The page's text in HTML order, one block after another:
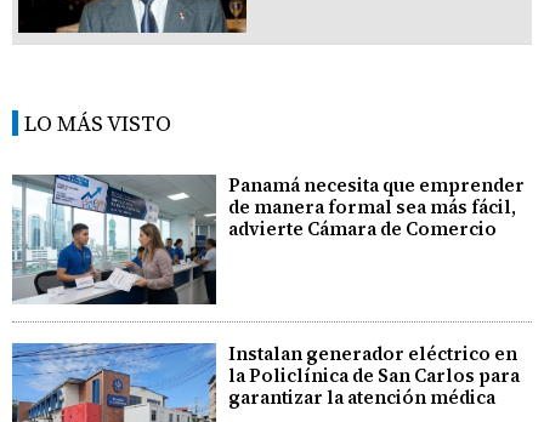
LO MÁS VISTO
Panamá necesita que emprender
de manera formal sea más fácil,
advierte Cámara de Comercio
Instalan generador eléctrico en
la Policlínica de San Carlos para
garantizar la atención médica